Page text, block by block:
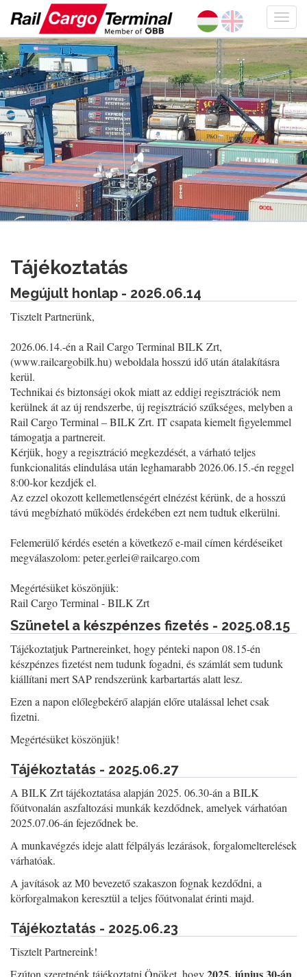
Tájékoztatás
Megújult honlap - 2026.06.14
Tisztelt Partnerünk,
2026.06.14.-én a Rail Cargo Terminal BILK Zrt,
(www.railcargobilk.hu) weboldala hosszú idő után átalakításra
kerül.
Technikai és biztonsági okok miatt az eddigi regisztrációk nem
kerülnek át az új rendszerbe, új regisztráció szűkséges, melyben a
Rail Cargo Terminal – BILK Zrt. IT csapata kiemelt figyelemmel
támogatja a partnereit.
Kérjük, hogy a regisztráció megkezdését, a várható teljes
funkcionalitás elindulása után leghamarabb 2026.06.15.-én reggel
8:00-kor kezdjék el.
Az ezzel okozott kellemetlenségért elnézést kérünk, de a hosszú
távú megbízható működés érdekében ezt nem tudtuk elkerülni.
Felemerülő kérdés esetén a következő e-mail címen kérdéseiket
megválaszolom: peter.gerlei@railcargo.com
Megértésüket köszönjük:
Rail Cargo Terminal - BILK Zrt
Szünetel a készpénzes fizetés - 2025.08.15
Tájékoztatjuk Partnereinket, hogy pénteki napon 08.15-én
készpénzes fizetést nem tudunk fogadni, és számlát sem tudunk
kiállítani mert SAP rendszerünk karbartartás alatt lesz.
Ezen a napon előlegbekérő alapján előre utalással lehet csak
fizetni.
Megértésüket köszönjük!
Tájékoztatás - 2025.06.27
A BILK Zrt tájékoztatása alapján 2025. 06.30-án a BILK
főútvonalán aszfaltozási munkák kezdődnek, amelyek várhatóan
2025.07.06-án fejeződnek be.
A munkavégzés ideje alatt félpályás lezárások, forgalomelterelések
várhatóak.
A javítások az M0 bevezető szakaszon fognak kezdődni, a
körforgalmakon keresztül a teljes főútvonalat érinti majd.
Tájékoztatás - 2025.06.23
Tisztelt Partnereink!
Ezúton szeretnénk tájékoztatni Önöket, hogy